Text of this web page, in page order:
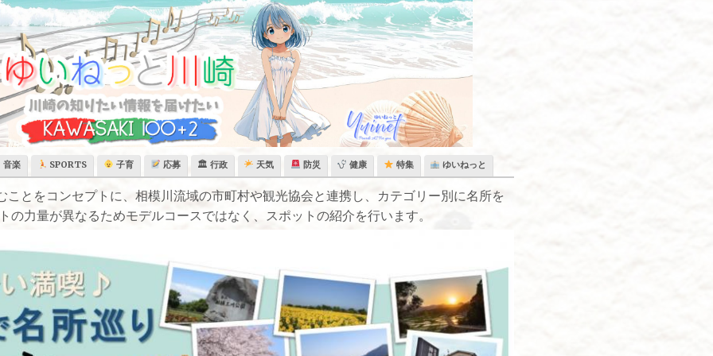
音楽 SPORTS 子育 応募 🏛 行政 天気 防災 健康 特集 ゆいねっと
ことをコンセプトに、相模川流域の市町村や観光協会と連携し、カテゴリー別に名所を
の力量が異なるためモデルコースではなく、スポットの紹介を行います。